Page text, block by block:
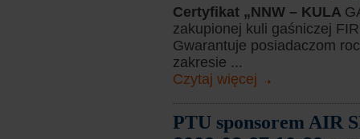
Certyfikat „NNW – KULA
zakupionej kuli gaśniczej
Gwarantuje posiadaczom
zakresie ...
Czytaj więcej
PTU sponsorem AIR